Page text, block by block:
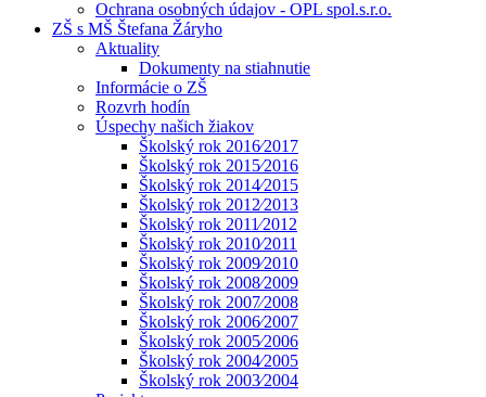
Ochrana osobných údajov - OPL spol.s.r.o.
ZŠ s MŠ Štefana Žáryho
Aktuality
Dokumenty na stiahnutie
Informácie o ZŠ
Rozvrh hodín
Úspechy našich žiakov
Školský rok 2016⁄2017
Školský rok 2015⁄2016
Školský rok 2014⁄2015
Školský rok 2012⁄2013
Školský rok 2011⁄2012
Školský rok 2010⁄2011
Školský rok 2009⁄2010
Školský rok 2008⁄2009
Školský rok 2007⁄2008
Školský rok 2006⁄2007
Školský rok 2005⁄2006
Školský rok 2004⁄2005
Školský rok 2003⁄2004